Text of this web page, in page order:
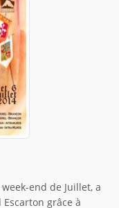
end de Juillet, a
grâce à